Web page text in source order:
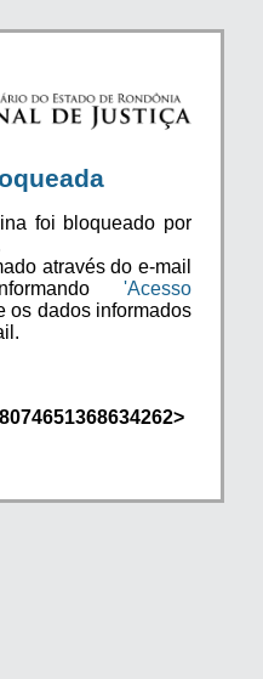
foi bloqueado por
através do e-mail
'Acesso
os dados informados